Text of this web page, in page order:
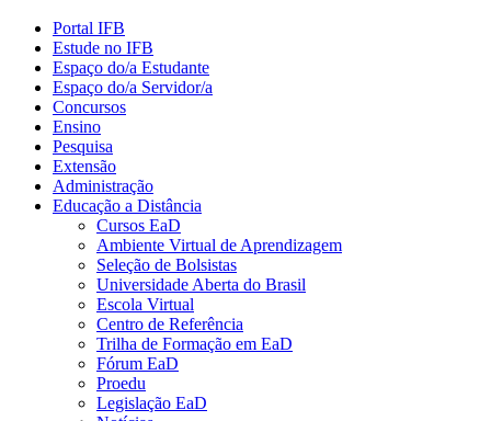
Portal IFB
Estude no IFB
Espaço do/a Estudante
Espaço do/a Servidor/a
Concursos
Ensino
Pesquisa
Extensão
Administração
Educação a Distância
Cursos EaD
Ambiente Virtual de Aprendizagem
Seleção de Bolsistas
Universidade Aberta do Brasil
Escola Virtual
Centro de Referência
Trilha de Formação em EaD
Fórum EaD
Proedu
Legislação EaD